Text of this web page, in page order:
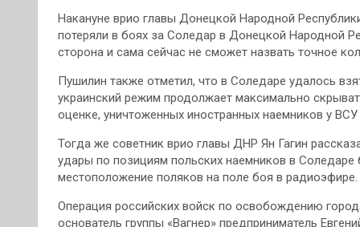
Накануне врио главы Донецкой Народной
потеряли в боях за Соледар в Донецкой Народной
сторона и сама сейчас не сможет назвать точное
Пушилин также отметил, что в Соледаре удалось
украинский режим продолжает максимально
оценке, уничтоженных иностранных наемников у
Тогда же советник врио главы ДНР Ян Гагин
удары по позициям польских наемников в Соледаре
местоположение поляков на поле боя в радиоэфире.
Операция российских войск по освобождению
основатель группы «Вагнер» предприниматель